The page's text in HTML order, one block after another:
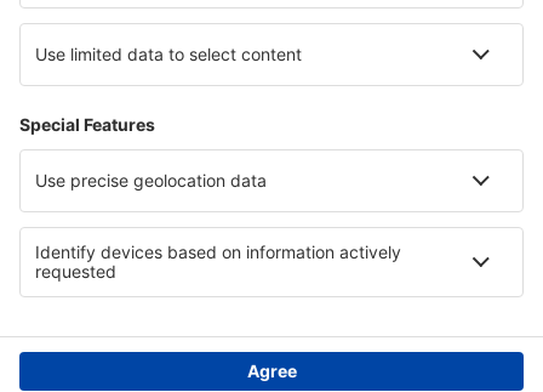
Hotely in Hunedoara County Hotely v Krušných horách